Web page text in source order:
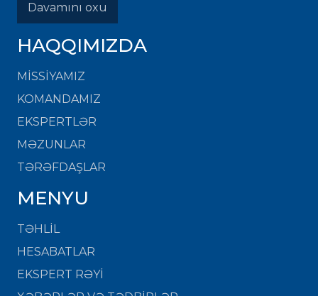
Davamını oxu
HAQQIMIZDA
MISSIYAMIZ
KOMANDAMIZ
EKSPERTLƏR
MƏZUNLAR
TƏRƏFDAŞLAR
MENYU
TƏHLİL
HESABATLAR
EKSPERT RƏYİ